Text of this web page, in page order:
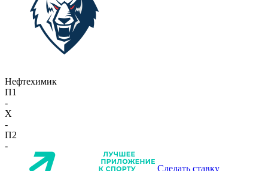
Нефтехимик
П1
-
X
-
П2
-
Сделать ставку